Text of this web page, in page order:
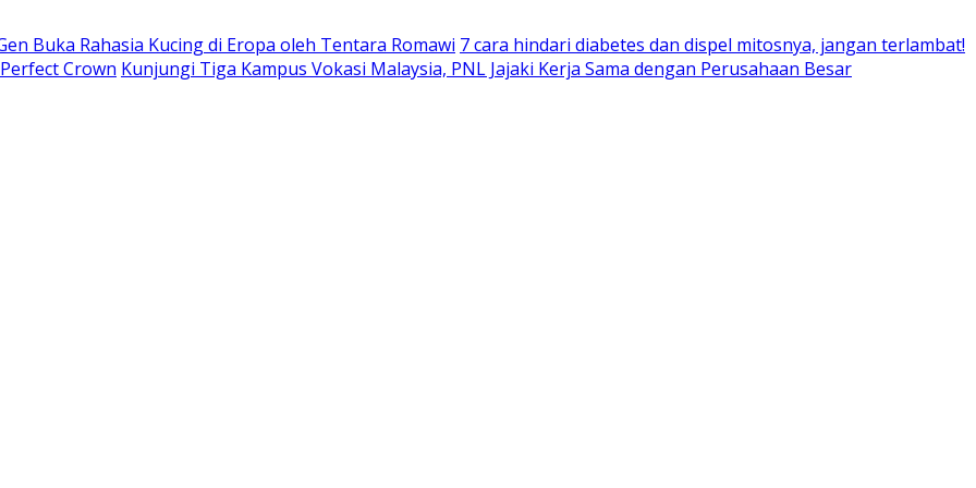
Buka Rahasia Kucing di Eropa oleh Tentara Romawi 7 cara hindari diabetes dan dispel mitosnya, jangan terlambat!
Crown Kunjungi Tiga Kampus Vokasi Malaysia, PNL Jajaki Kerja Sama dengan Perusahaan Besar